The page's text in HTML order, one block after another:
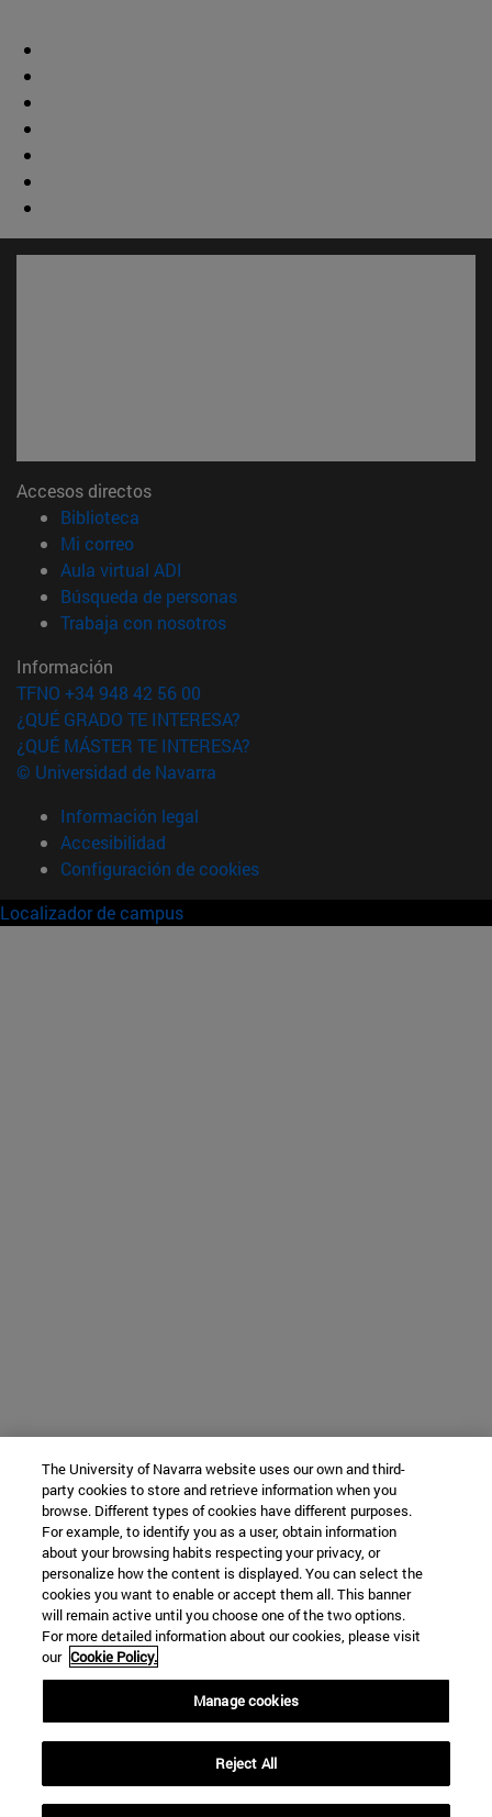
Accesos directos
Biblioteca
Mi correo(abre en nueva ventana)
Aula virtual ADI
Búsqueda de personas(abre en nueva ventana)
Trabaja con nosotros(abre en nueva ventana)
Información
TFNO +34 948 42 56 00
¿QUÉ GRADO TE INTERESA?
¿QUÉ MÁSTER TE INTERESA?
© Universidad de Navarra
Información legal
Accesibilidad
Configuración de cookies
Localizador de campus
The University of Navarra website uses our own and third-
party cookies to store and retrieve information when you
browse. Different types of cookies have different purposes.
For example, to identify you as a user, obtain information
about your browsing habits respecting your privacy, or
personalize how the content is displayed. You can select the
cookies you want to enable or accept them all. This banner
will remain active until you choose one of the two options.
For more detailed information about our cookies, please visit
our Cookie Policy.
Manage cookies
Reject All